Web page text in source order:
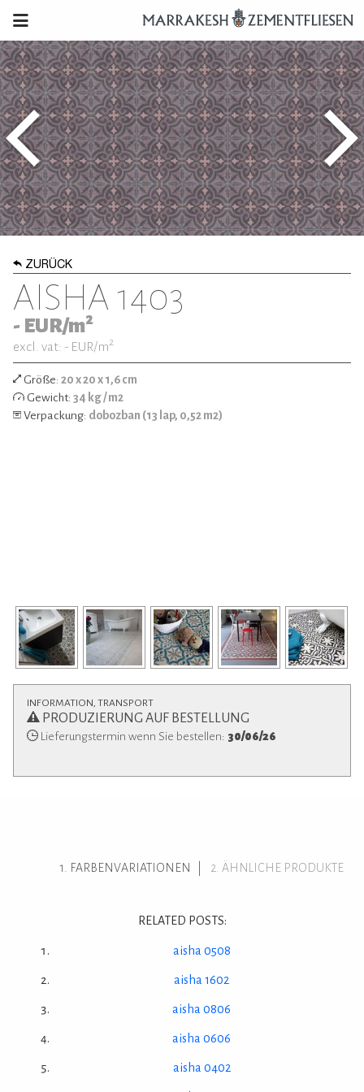
ZURÜCK
AISHA 1403
- EUR/m2
excl. vat: - EUR/m2
Größe: 20 x 20 x 1,6 cm
Gewicht: 34 kg / m2
Verpackung: dobozban (13 lap, 0,52 m2)
INFORMATION, TRANSPORT
PRODUZIERUNG AUF BESTELLUNG
Lieferungstermin wenn Sie bestellen: 30/06/26
FARBENVARIATIONEN ÄHNLICHE PRODUKTE
RELATED POSTS:
aisha 0508
aisha 1602
aisha 0806
aisha 0606
aisha 0402